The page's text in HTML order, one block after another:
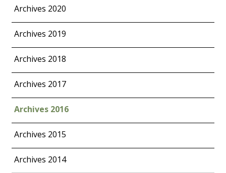
Archives 2020
Archives 2019
Archives 2018
Archives 2017
Archives 2016
Archives 2015
Archives 2014